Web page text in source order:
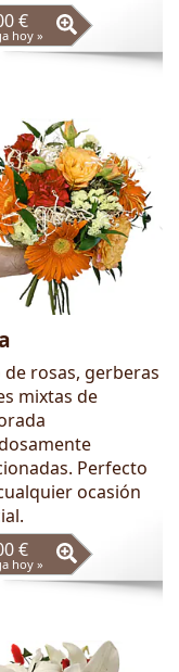
€
hoy »
de rosas, gerberas
mixtas de
Perfecto
ocasión
€
hoy »